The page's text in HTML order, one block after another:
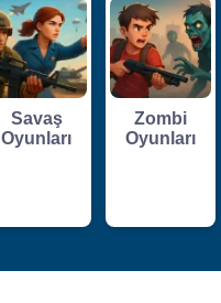
Savaş
Oyunları
Zombi
Oyunları